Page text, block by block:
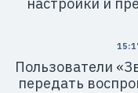
Пользователи
передать